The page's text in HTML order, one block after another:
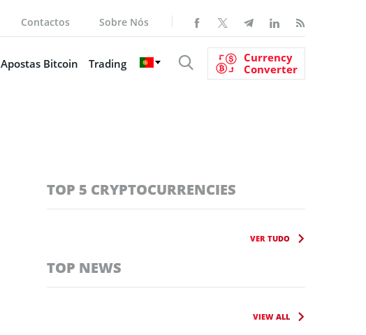
Contactos Sobre Nós
Apostas Bitcoin Trading
Currency
Converter
TOP 5 CRYPTOCURRENCIES
VER TUDO
TOP NEWS
VIEW ALL